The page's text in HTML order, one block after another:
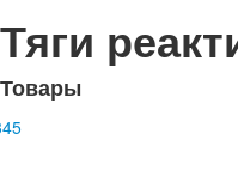
Тяги
Товары